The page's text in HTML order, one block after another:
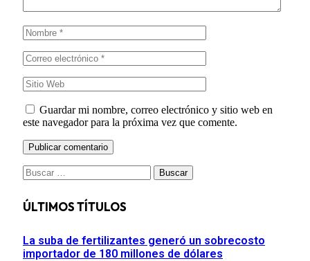
Guardar mi nombre, correo electrónico y sitio web en
este navegador para la próxima vez que comente.
Buscar:
ÚLTIMOS TÍTULOS
La suba de fertilizantes generó un sobrecosto
importador de 180 millones de dólares